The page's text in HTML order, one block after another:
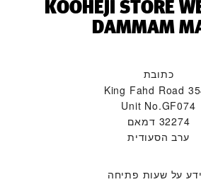
‭KOOHEJI STORE
DAMMAM
כתובת
King Fahd Road
Unit No.GF074
32274 דמאם
ערב הסעודית
על שעות פתיחה